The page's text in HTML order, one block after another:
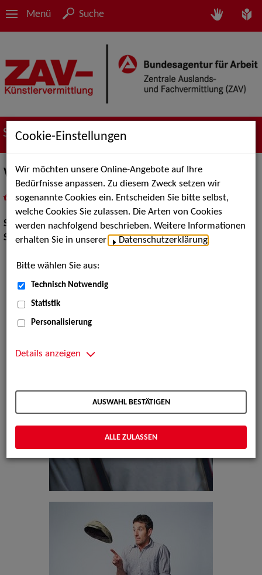
Menü Suche
Suche nach Künstler*innen
WALL CLOWN
als PDF speichern
inMeine Merklistelegen
Show:Artistik, Show Acts
Show Acts: Clowns, Comedy
Cookie-Einstellungen
Wir möchten unsere Online-Angebote auf Ihre
Bedürfnisse anpassen. Zu diesem Zweck setzen wir
sogenannte Cookies ein. Entscheiden Sie bitte selbst,
welche Cookies Sie zulassen. Die Arten von Cookies
werden nachfolgend beschrieben. Weitere Informationen
erhalten Sie in unserer
Datenschutzerklärung
Bitte wählen Sie aus:
Technisch Notwendig
Statistik
Personalisierung
Details anzeigen
AUSWAHL BESTÄTIGEN
ALLE ZULASSEN